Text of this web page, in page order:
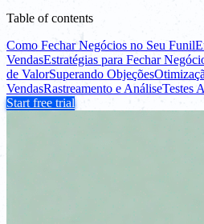
Table of contents
Como Fechar Negócios no Seu Funil
VendasEstratégias para Fechar
de ValorSuperando Objeções
VendasRastreamento e AnáliseTestes
Start free trial